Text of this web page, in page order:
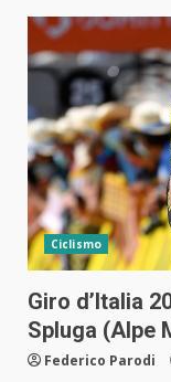
Ciclismo
Giro d’Italia
Spluga (Alpe
Federico Parodi